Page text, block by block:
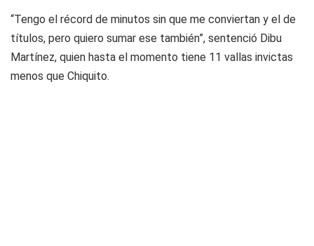
“Tengo el récord de minutos sin que me conviertan y el de
títulos, pero quiero sumar ese también”, sentenció Dibu
Martínez, quien hasta el momento tiene 11 vallas invictas
menos que Chiquito.